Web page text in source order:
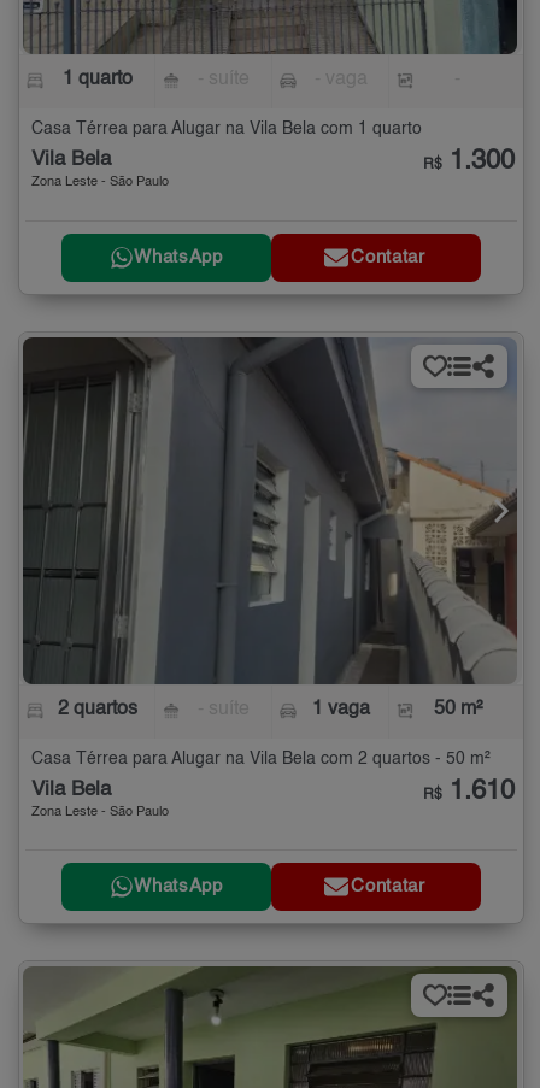
1 quarto
Casa Térrea para Alugar na Vila Bela com 1 quarto
Vila Bela
Zona Leste - São Paulo
R$ 1.300
WhatsApp Contatar
2 quartos 1 vaga 50 m²
Casa Térrea para Alugar na Vila Bela com 2 quartos - 50 m²
Vila Bela
Zona Leste - São Paulo
R$ 1.610
WhatsApp Contatar